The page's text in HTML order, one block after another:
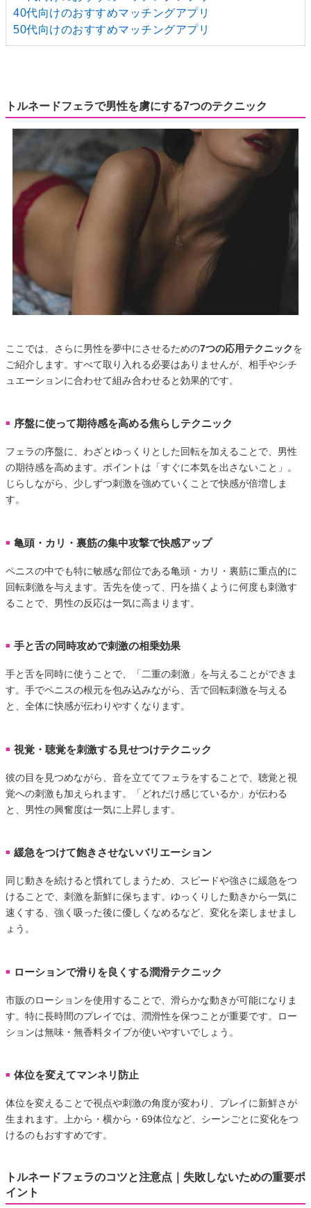
40代向けのおすすめマッチングアプリ
50代向けのおすすめマッチングアプリ
トルネードフェラで男性を虜にする7つのテクニック
ここでは、さらに男性を夢中にさせるための7つの応用テクニックを
ご紹介します。すべて取り入れる必要はありませんが、相手やシチ
ュエーションに合わせて組み合わせると効果的です。
■ 序盤に使って期待感を高める焦らしテクニック
フェラの序盤に、わざとゆっくりとした回転を加えることで、男性
の期待感を高めます。ポイントは「すぐに本気を出さないこと」。
じらしながら、少しずつ刺激を強めていくことで快感が倍増しま
す。
■ 亀頭・カリ・裏筋の集中攻撃で快感アップ
ペニスの中でも特に敏感な部位である亀頭・カリ・裏筋に重点的に
回転刺激を与えます。舌先を使って、円を描くように何度も刺激す
ることで、男性の反応は一気に高まります。
■ 手と舌の同時攻めで刺激の相乗効果
手と舌を同時に使うことで、「二重の刺激」を与えることができま
す。手でペニスの根元を包み込みながら、舌で回転刺激を与える
と、全体に快感が伝わりやすくなります。
■ 視覚・聴覚を刺激する見せつけテクニック
彼の目を見つめながら、音を立ててフェラをすることで、聴覚と視
覚への刺激も加えられます。「どれだけ感じているか」が伝わる
と、男性の興奮度は一気に上昇します。
■ 緩急をつけて飽きさせないバリエーション
同じ動きを続けると慣れてしまうため、スピードや強さに緩急をつ
けることで、刺激を新鮮に保ちます。ゆっくりした動きから一気に
速くする、強く吸った後に優しくなめるなど、変化を楽しませまし
ょう。
■ ローションで滑りを良くする潤滑テクニック
市販のローションを使用することで、滑らかな動きが可能になりま
す。特に長時間のプレイでは、潤滑性を保つことが重要です。ロー
ションは無味・無香料タイプが使いやすいでしょう。
■ 体位を変えてマンネリ防止
体位を変えることで視点や刺激の角度が変わり、プレイに新鮮さが
生まれます。上から・横から・69体位など、シーンごとに変化をつ
けるのもおすすめです。
トルネードフェラのコツと注意点｜失敗しないための重要ポ
イント